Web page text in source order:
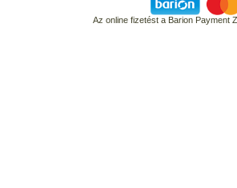
Az online fizetést a Barion Payment